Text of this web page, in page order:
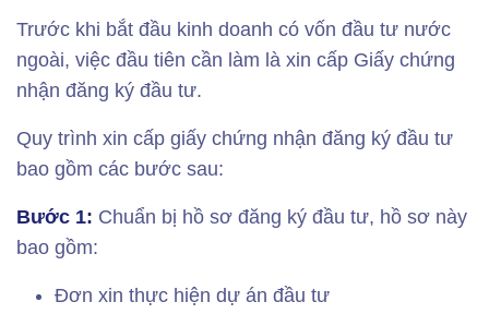
Trước khi bắt đầu kinh doanh có vốn đầu tư nước
ngoài, việc đầu tiên cần làm là xin cấp Giấy chứng
nhận đăng ký đầu tư.
Quy trình xin cấp giấy chứng nhận đăng ký đầu tư
bao gồm các bước sau:
Bước 1: Chuẩn bị hồ sơ đăng ký đầu tư, hồ sơ này
bao gồm:
Đơn xin thực hiện dự án đầu tư